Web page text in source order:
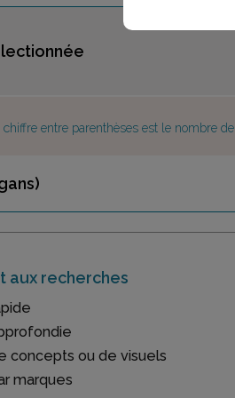
chiffre entre parenthèses est le nombre
aux recherches
concepts ou de visuels
marques